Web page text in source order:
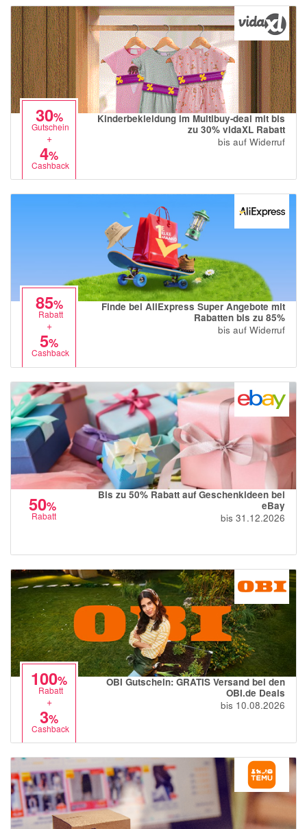
30%
Gutschein
+
4%
Cashback
Kinderbekleidung im Multibuy-deal mit bis
zu 30% vidaXL Rabatt
bis auf Widerruf
85%
Rabatt
+
5%
Cashback
Finde bei AliExpress Super Angebote mit
Rabatten bis zu 85%
bis auf Widerruf
50%
Rabatt
Bis zu 50% Rabatt auf Geschenkideen bei
eBay
bis 31.12.2026
100%
Rabatt
+
3%
Cashback
OBI Gutschein: GRATIS Versand bei den
OBI.de Deals
bis 10.08.2026